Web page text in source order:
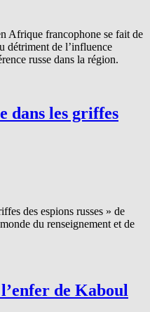
Afrique francophone se fait de
détriment de l’influence
russe dans la région.
dans les griffes
des espions russes » de
du renseignement et de
de Kaboul